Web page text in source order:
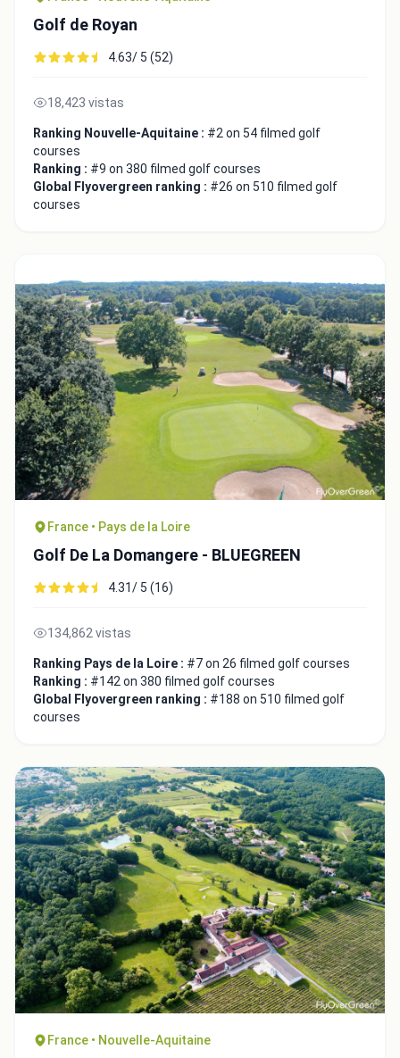
Golf de Royan
4.63/ 5 (52)
18,423 vistas
Ranking Nouvelle-Aquitaine : #2 on 54 filmed golf
courses
Ranking : #9 on 380 filmed golf courses
Global Flyovergreen ranking : #26 on 510 filmed golf
courses
France • Pays de la Loire
Golf De La Domangere - BLUEGREEN
4.31/ 5 (16)
134,862 vistas
Ranking Pays de la Loire : #7 on 26 filmed golf courses
Ranking : #142 on 380 filmed golf courses
Global Flyovergreen ranking : #188 on 510 filmed golf
courses
France • Nouvelle-Aquitaine
Close